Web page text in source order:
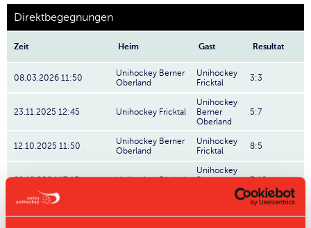
Direktbegegnungen
Zeit Heim Gast Resultat
08.03.2026 11:50
Unihockey Berner
Oberland
Unihockey
Fricktal
3:3
23.11.2025 12:45 Unihockey Fricktal
Unihockey
Berner
Oberland
5:7
12.10.2025 11:50
Unihockey Berner
Oberland
Unihockey
Fricktal
8:5
22.12.2024 17:15 Unihockey Fricktal
Unihockey
Berner
3:10
15.09.2024 14:30
Oberland
Fricktal
2:8